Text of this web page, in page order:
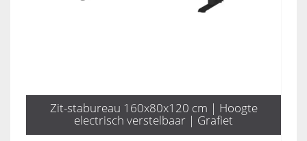
Zit-stabureau 160x80x120 cm | Hoogte
electrisch verstelbaar | Grafiet